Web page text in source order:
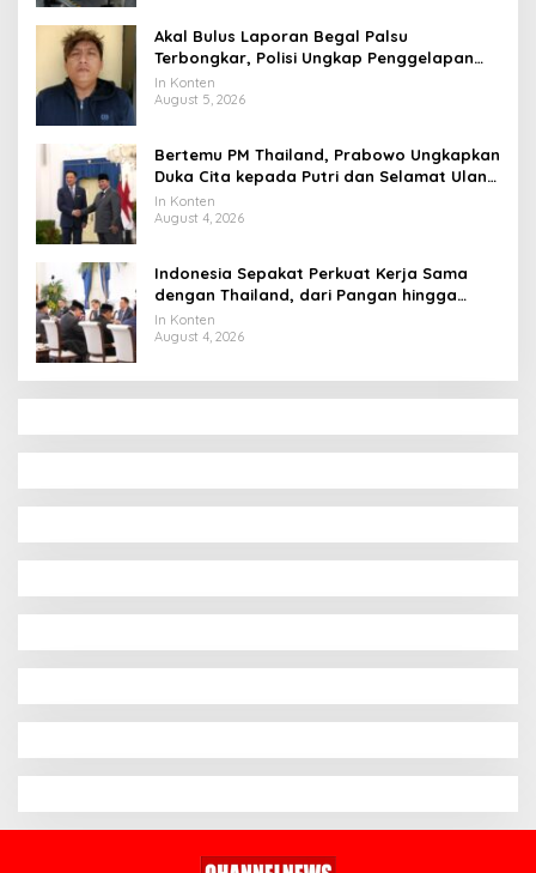
Akal Bulus Laporan Begal Palsu
Terbongkar, Polisi Ungkap Penggelapan
Uang Perusahaan untuk Crypto
In Konten
August 5, 2026
Bertemu PM Thailand, Prabowo Ungkapkan
Duka Cita kepada Putri dan Selamat Ulang
Tahun ke Raja Thailand
In Konten
August 4, 2026
Indonesia Sepakat Perkuat Kerja Sama
dengan Thailand, dari Pangan hingga
Ekonomi Digital
In Konten
August 4, 2026